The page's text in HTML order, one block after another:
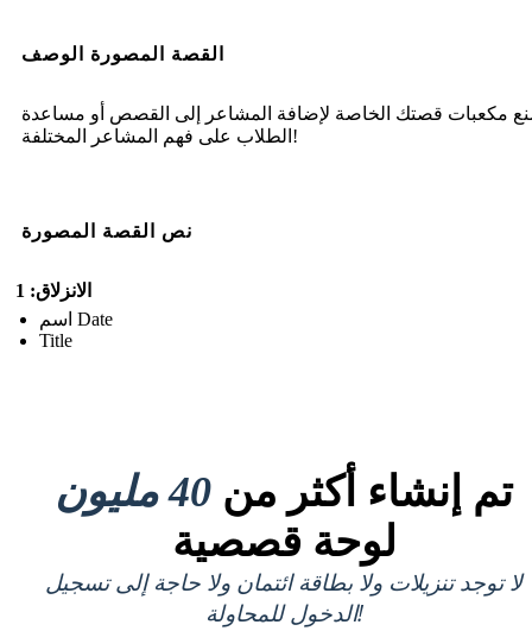
القصة المصورة الوصف
مكعبات قصتك الخاصة لإضافة المشاعر إلى القصص أو مساعدة
الطلاب على فهم المشاعر المختلفة!
نص القصة المصورة
الانزلاق: 1
اسم Date
Title
تم إنشاء أكثر من 40 مليون
لوحة قصصية
لا توجد تنزيلات ولا بطاقة ائتمان ولا حاجة إلى تسجيل
الدخول للمحاولة!